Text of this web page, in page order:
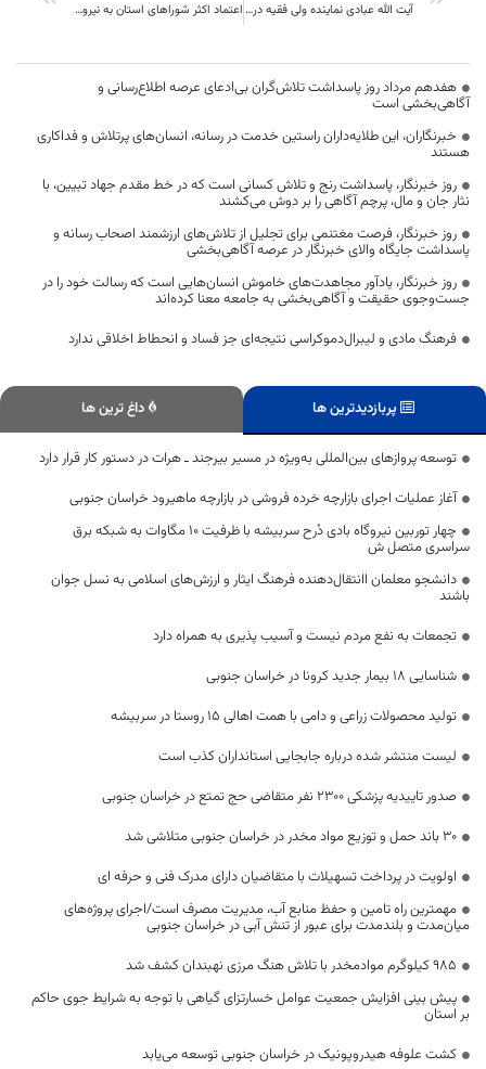
آیت الله عبادی نماینده ولی فقیه در استان: پدافندغیرعامل ، هم در عالم تکوین وجود دارد و هم در عالم تشریع اعتماد اکثر شوراهای استان به نیروهای جوان بومی
هفدهم مرداد روز پاسداشت تلاش‌گران بی‌ادعای عرصه اطلاع‌رسانی و
آگاهی‌بخشی است
خبرنگاران، این طلایه‌داران راستین خدمت در رسانه، انسان‌های پرتلاش و فداکاری
هستند
روز خبرنگار، پاسداشت رنج و تلاش کسانی است که در خط مقدم جهاد تبیین، با
نثار جان و مال، پرچم آگاهی را بر دوش می‌کشند
روز خبرنگار، فرصت مغتنمی برای تجلیل از تلاش‌های ارزشمند اصحاب رسانه و
پاسداشت جایگاه والای خبرنگار در عرصه آگاهی‌بخشی
روز خبرنگار، یادآور مجاهدت‌های خاموش انسان‌هایی است که رسالت خود را در
جست‌وجوی حقیقت و آگاهی‌بخشی به جامعه معنا کرده‌اند
فرهنگ مادی و لیبرال‌دموکراسی نتیجه‌ای جز فساد و انحطاط اخلاقی ندارد
پربازدیدترین ها داغ ترین ها
توسعه پروازهای بین‌المللی به‌ویژه در مسیر بیرجند ـ هرات در دستور کار قرار دارد
آغاز عملیات اجرای بازارچه خرده فروشی در بازارچه ماهیرود خراسان جنوبی
چهار توربین نیروگاه بادی دُرح سربیشه با ظرفیت ۱۰ مگاوات به شبکه برق
سراسری متصل ش
دانشجو معلمان اانتقال‌دهنده فرهنگ ایثار و ارزش‌های اسلامی به نسل جوان
باشند
تجمعات به نفع مردم نیست و آسیب پذیری به همراه دارد
شناسایی 18 بیمار جدید کرونا در خراسان جنوبی
تولید محصولات زراعی و دامی با همت اهالی ۱۵ روستا در سربیشه
لیست منتشر شده درباره جابجایی استانداران کذب است
صدور تاییدیه پزشکی 2300 نفر متقاضی حج تمتع در خراسان جنوبی
۳۰ باند حمل و توزیع مواد مخدر در خراسان جنوبی متلاشی شد
اولویت در پرداخت تسهیلات با متقاضیان دارای مدرک فنی و حرفه ای
مهمترین راه تامین و حفظ منابع آب، مدیریت مصرف است/اجرای پروژه‌های
میان‌مدت و بلندمدت برای عبور از تنش آبی در خراسان جنوبی
985 کیلوگرم موادمخدر با تلاش هنگ مرزی نهبندان کشف شد
پیش بینی افزایش جمعیت عوامل خسارتزای گیاهی با توجه به شرایط جوی حاکم
بر استان
کشت علوفه هیدروپونیک در خراسان جنوبی توسعه می‌یابد